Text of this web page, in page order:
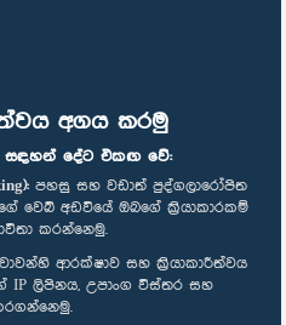
අගය කරමු
දේට එකඟ වේ:
පහසු සහ වඩාත් පුද්ගලාරෝපිත
වෙබ් අඩවියේ ඔබගේ ක්‍රියාකාරකම්
කරන්නෙමු.
ආරක්ෂාව සහ ක්‍රියාකාරීත්වය
ලිපිනය, උපාංග විස්තර සහ